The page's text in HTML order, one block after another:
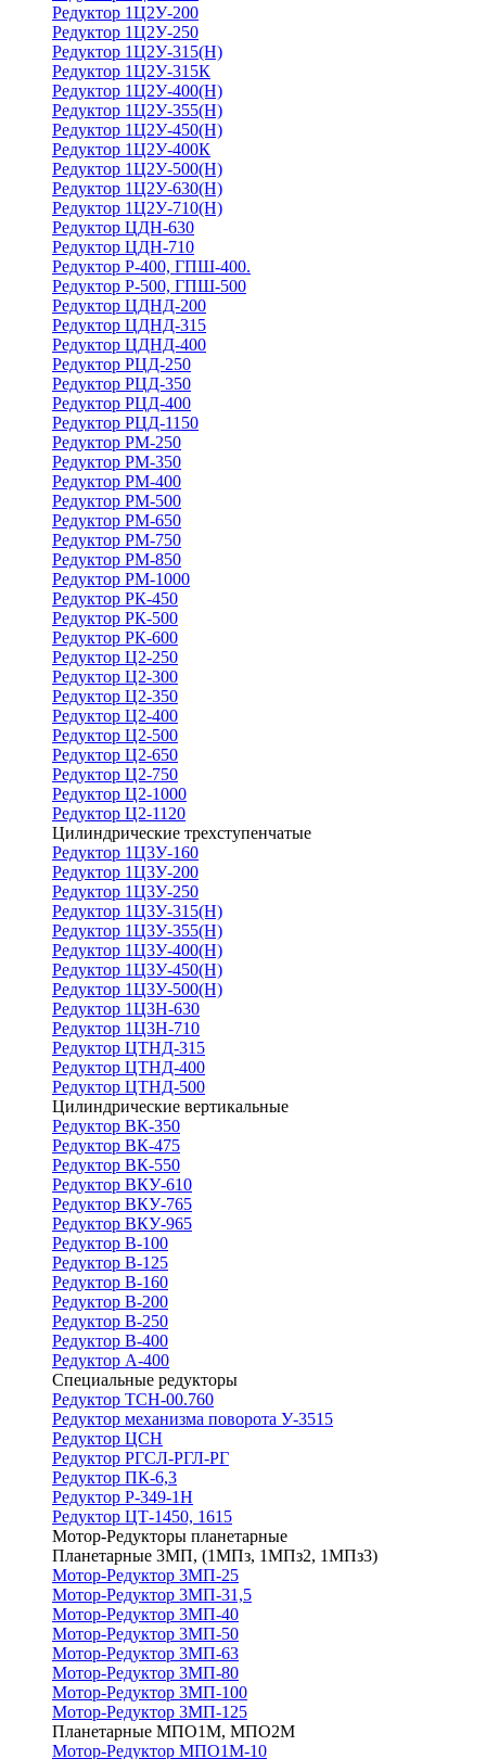
Редуктор 1Ц2У-200
Редуктор 1Ц2У-250
Редуктор 1Ц2У-315(Н)
Редуктор 1Ц2У-315К
Редуктор 1Ц2У-400(Н)
Редуктор 1Ц2У-355(Н)
Редуктор 1Ц2У-450(Н)
Редуктор 1Ц2У-400К
Редуктор 1Ц2У-500(Н)
Редуктор 1Ц2У-630(Н)
Редуктор 1Ц2У-710(Н)
Редуктор ЦДН-630
Редуктор ЦДН-710
Редуктор Р-400, ГПШ-400.
Редуктор Р-500, ГПШ-500
Редуктор ЦДНД-200
Редуктор ЦДНД-315
Редуктор ЦДНД-400
Редуктор РЦД-250
Редуктор РЦД-350
Редуктор РЦД-400
Редуктор РЦД-1150
Редуктор РМ-250
Редуктор РМ-350
Редуктор РМ-400
Редуктор РМ-500
Редуктор РМ-650
Редуктор РМ-750
Редуктор РМ-850
Редуктор РМ-1000
Редуктор РК-450
Редуктор РК-500
Редуктор РК-600
Редуктор Ц2-250
Редуктор Ц2-300
Редуктор Ц2-350
Редуктор Ц2-400
Редуктор Ц2-500
Редуктор Ц2-650
Редуктор Ц2-750
Редуктор Ц2-1000
Редуктор Ц2-1120
Цилиндрические трехступенчатые
Редуктор 1Ц3У-160
Редуктор 1Ц3У-200
Редуктор 1Ц3У-250
Редуктор 1Ц3У-315(Н)
Редуктор 1Ц3У-355(Н)
Редуктор 1Ц3У-400(Н)
Редуктор 1Ц3У-450(Н)
Редуктор 1Ц3У-500(Н)
Редуктор 1Ц3Н-630
Редуктор 1Ц3Н-710
Редуктор ЦТНД-315
Редуктор ЦТНД-400
Редуктор ЦТНД-500
Цилиндрические вертикальные
Редуктор ВК-350
Редуктор ВК-475
Редуктор ВК-550
Редуктор ВКУ-610
Редуктор ВКУ-765
Редуктор ВКУ-965
Редуктор В-100
Редуктор В-125
Редуктор В-160
Редуктор В-200
Редуктор В-250
Редуктор В-400
Редуктор А-400
Специальные редукторы
Редуктор ТСН-00.760
Редуктор механизма поворота У-3515
Редуктор ЦСН
Редуктор РГСЛ-РГЛ-РГ
Редуктор ПК-6,3
Редуктор Р-349-1Н
Редуктор ЦТ-1450, 1615
Мотор-Редукторы планетарные
Планетарные 3МП, (1МПз, 1МПз2, 1МПз3)
Мотор-Редуктор 3МП-25
Мотор-Редуктор 3МП-31,5
Мотор-Редуктор 3МП-40
Мотор-Редуктор 3МП-50
Мотор-Редуктор 3МП-63
Мотор-Редуктор 3МП-80
Мотор-Редуктор 3МП-100
Мотор-Редуктор 3МП-125
Планетарные МПО1М, МПО2М
Мотор-Редуктор МПО1М-10